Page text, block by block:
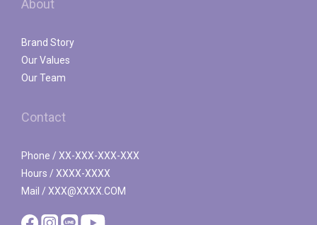
About
Brand Story
Our Values
Our Team
Contact
Phone / XX-XXX-XXX-XXX
Hours / XXXX-XXXX
Mail / XXX@XXXX.COM